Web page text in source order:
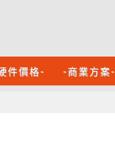
件價格- -商業方案-